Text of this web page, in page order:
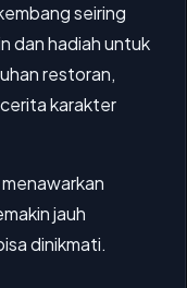
seiring
dan hadiah untuk
restoran,
karakter
jauh
dinikmati.